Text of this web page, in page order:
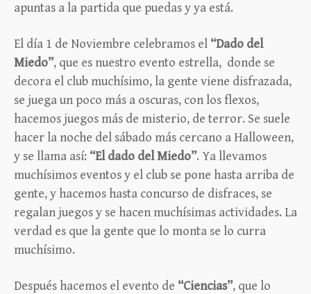
apuntas a la partida que puedas y ya está.
El día 1 de Noviembre celebramos el “Dado del
Miedo”, que es nuestro evento estrella, donde se
decora el club muchísimo, la gente viene disfrazada,
se juega un poco más a oscuras, con los flexos,
hacemos juegos más de misterio, de terror. Se suele
hacer la noche del sábado más cercano a Halloween,
y se llama así: “El dado del Miedo”. Ya llevamos
muchísimos eventos y el club se pone hasta arriba de
gente, y hacemos hasta concurso de disfraces, se
regalan juegos y se hacen muchísimas actividades. La
verdad es que la gente que lo monta se lo curra
muchísimo.
Después hacemos el evento de “Ciencias”, que lo